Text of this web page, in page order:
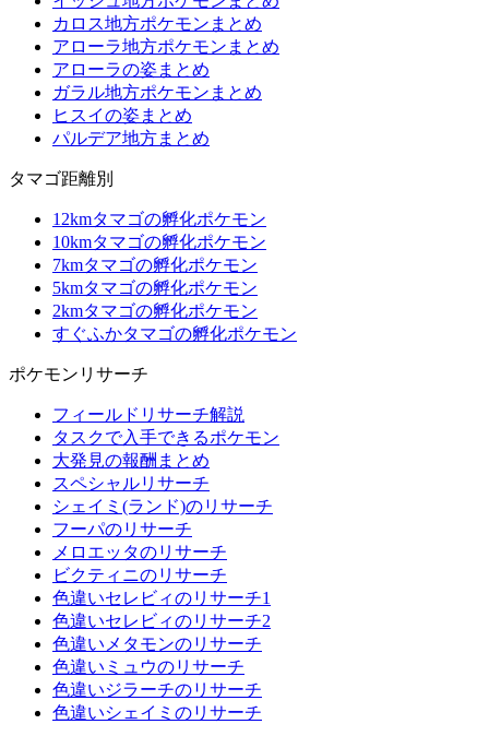
カロス地方ポケモンまとめ
アローラ地方ポケモンまとめ
アローラの姿まとめ
ガラル地方ポケモンまとめ
ヒスイの姿まとめ
パルデア地方まとめ
タマゴ距離別
12kmタマゴの孵化ポケモン
10kmタマゴの孵化ポケモン
7kmタマゴの孵化ポケモン
5kmタマゴの孵化ポケモン
2kmタマゴの孵化ポケモン
すぐふかタマゴの孵化ポケモン
ポケモンリサーチ
フィールドリサーチ解説
タスクで入手できるポケモン
大発見の報酬まとめ
スペシャルリサーチ
シェイミ(ランド)のリサーチ
フーパのリサーチ
メロエッタのリサーチ
ビクティニのリサーチ
色違いセレビィのリサーチ1
色違いセレビィのリサーチ2
色違いメタモンのリサーチ
色違いミュウのリサーチ
色違いジラーチのリサーチ
色違いシェイミのリサーチ